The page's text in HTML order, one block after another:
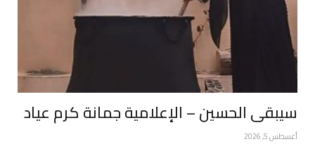
سيبقى الحسين – الإعلامية جمانة كرم عياد
أغسطس 5, 2026